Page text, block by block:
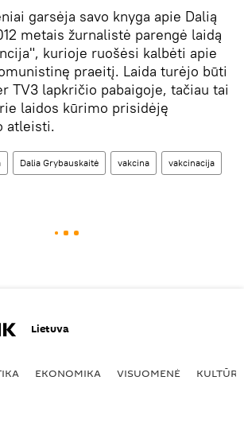
garsėja savo knyga apie Dalią
metais žurnalistė parengė laidą
kurioje ruošėsi kalbėti apie
praeitį. Laida turėjo būti
TV3 lapkričio pabaigoje, tačiau tai
laidos kūrimo prisidėję
atleisti.
Dalia Grybauskaitė vakcina vakcinacija
Lietuva
EKONOMIKA VISUOMENĖ KULTŪRA